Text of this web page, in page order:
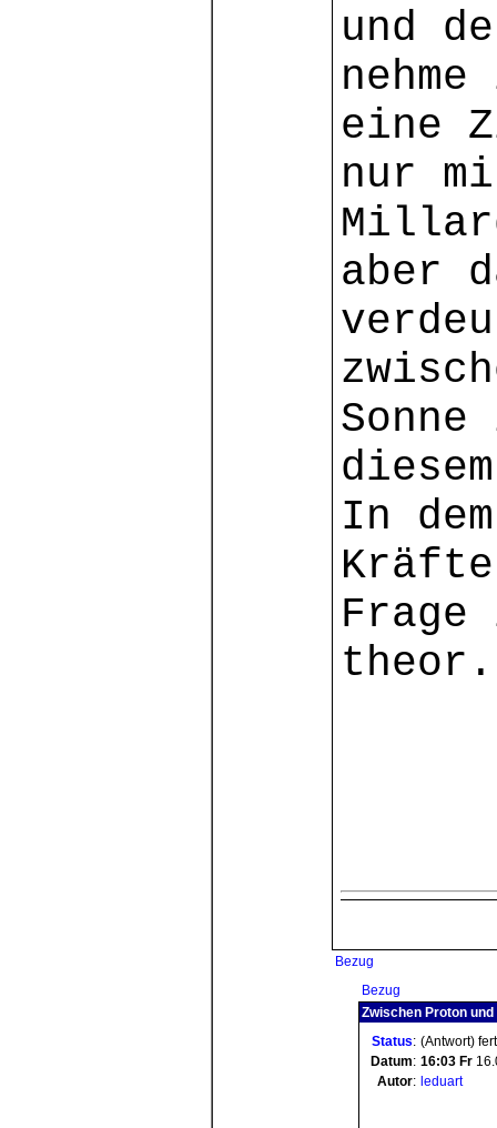
und
eine
nur
aber
In
Bezug
Bezug
Zwischen Proton
Status: (Antwort)
Datum: 16:03 Fr
Autor: leduart